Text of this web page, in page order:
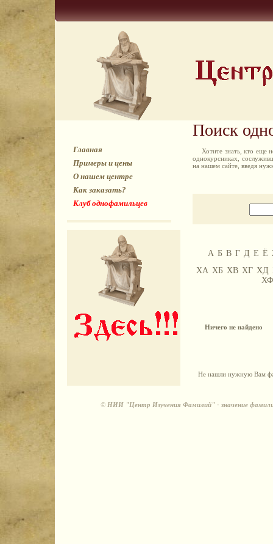
Главная
Примеры и цены
О нашем центре
Как заказать?
Клуб однофамильцев
Поиск
Хотите знать, кто еще
однокурсниках,
на нашем сайте, введя
А Б В Г Д Е Ё
ХА ХБ ХВ ХГ ХД
ХФ
Ничего не найдено
Не нашли нужную Вам
© НИИ "Центр Изучения Фамилий" - значение